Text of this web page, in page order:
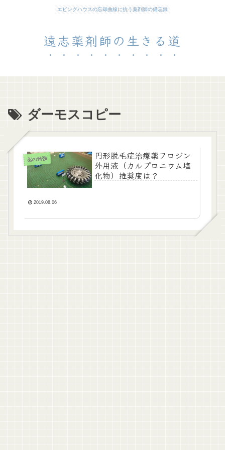
エビングハウスの忘却曲線に抗う薬剤師の備忘録
遠志薬剤師の生きる道
ダーモスコピー
薬の勉強
円形脱毛症治療薬フロジン
外用液（カルプロニウム塩
化物）推奨度は？
2019.08.06